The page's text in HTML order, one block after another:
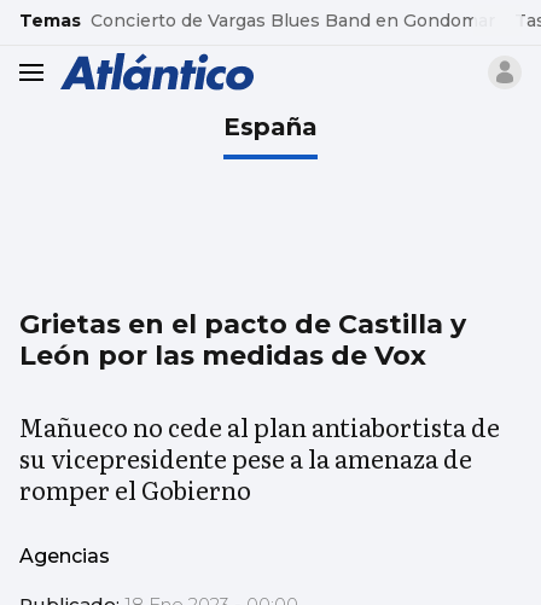
common.go-to-content
Temas Concierto de Vargas Blues Band en Gondomar
header.menu.open
España
Grietas en el pacto de Castilla y
León por las medidas de Vox
Mañueco no cede al plan antiabortista de
su vicepresidente pese a la amenaza de
romper el Gobierno
Agencias